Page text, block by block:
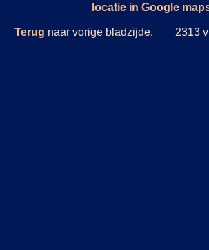
locatie in Google
Terug naar vorige bladzijde. 2313